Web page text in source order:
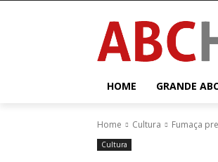
HOME GRANDE
Home Cultura Fumaça
Cultura